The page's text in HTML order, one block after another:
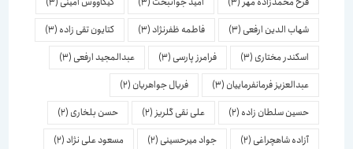
شهاب الدین ارفعی(3) فاطمه ظفرنژاد(3) کتایون تقی زاده(3)
اسكندر مختاری(3) فرامرز پارسی(3) عبدالمجید ارفعی(3)
عبدالعزیز فرمانفرماییان(3) فریال جواهریان(2)
حسین سلطان زاده(2) علی نقی گلریز(2) حسن بلخاری(2)
آزاده شاهچراغی(2) جواد میرحسینی(2) مسعود علی نژاد (2)